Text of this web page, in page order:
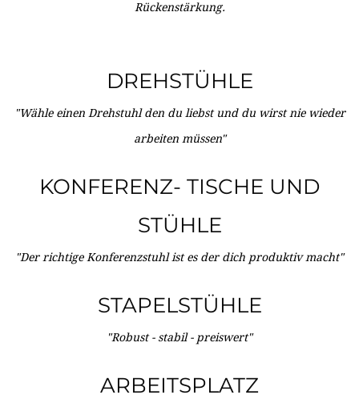
Rückenstärkung.
DREHSTÜHLE
"Wähle einen Drehstuhl den du liebst und du wirst nie wieder
arbeiten müssen"
KONFERENZ- TISCHE UND
STÜHLE
"Der richtige Konferenzstuhl ist es der dich produktiv macht"
STAPELSTÜHLE
"Robust - stabil - preiswert"
ARBEITSPLATZ